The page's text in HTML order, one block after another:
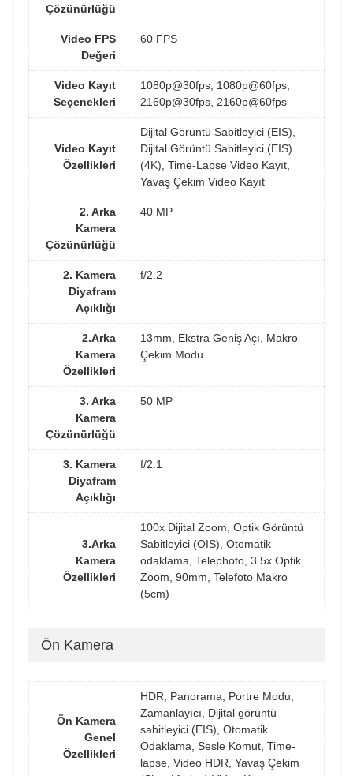
Çözünürlüğü
Video FPS
Değeri
60 FPS
Video Kayıt
Seçenekleri
1080p@30fps, 1080p@60fps,
2160p@30fps, 2160p@60fps
Video Kayıt
Özellikleri
Dijital Görüntü Sabitleyici (EIS),
Dijital Görüntü Sabitleyici (EIS)
(4K), Time-Lapse Video Kayıt,
Yavaş Çekim Video Kayıt
2. Arka
Kamera
Çözünürlüğü
40 MP
2. Kamera
Diyafram
Açıklığı
f/2.2
2.Arka
Kamera
Özellikleri
13mm, Ekstra Geniş Açı, Makro
Çekim Modu
3. Arka
Kamera
Çözünürlüğü
50 MP
3. Kamera
Diyafram
Açıklığı
f/2.1
3.Arka
Kamera
Özellikleri
100x Dijital Zoom, Optik Görüntü
Sabitleyici (OIS), Otomatik
odaklama, Telephoto, 3.5x Optik
Zoom, 90mm, Telefoto Makro
(5cm)
Ön Kamera
Ön Kamera
Genel
Özellikleri
HDR, Panorama, Portre Modu,
Zamanlayıcı, Dijital görüntü
sabitleyici (EIS), Otomatik
Odaklama, Sesle Komut, Time-
lapse, Video HDR, Yavaş Çekim